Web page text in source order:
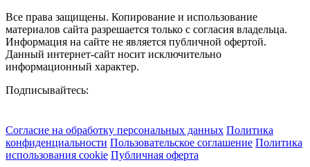
Все права защищены. Копирование и использование
материалов сайта разрешается только с согласия владельца.
Информация на сайте не является публичной офертой.
Данный интернет-сайт носит исключительно
информационный характер.
Подписывайтесь:
Согласие на обработку персональных данных Политика
конфиденциальности Пользовательское соглашение Политика
использования сookie Публичная оферта